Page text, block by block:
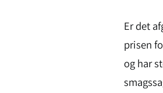
Er det
prisen
og har